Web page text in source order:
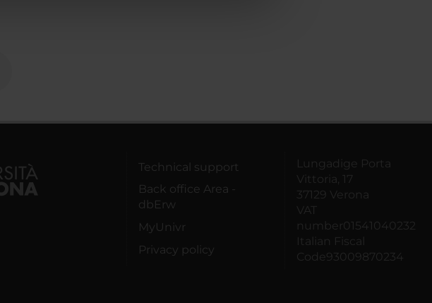
Technical support
Back office Area -
dbErw
MyUnivr
Privacy policy
Lungadige Porta
Vittoria, 17
37129 Verona
VAT
number01541040232
Italian Fiscal
Code93009870234